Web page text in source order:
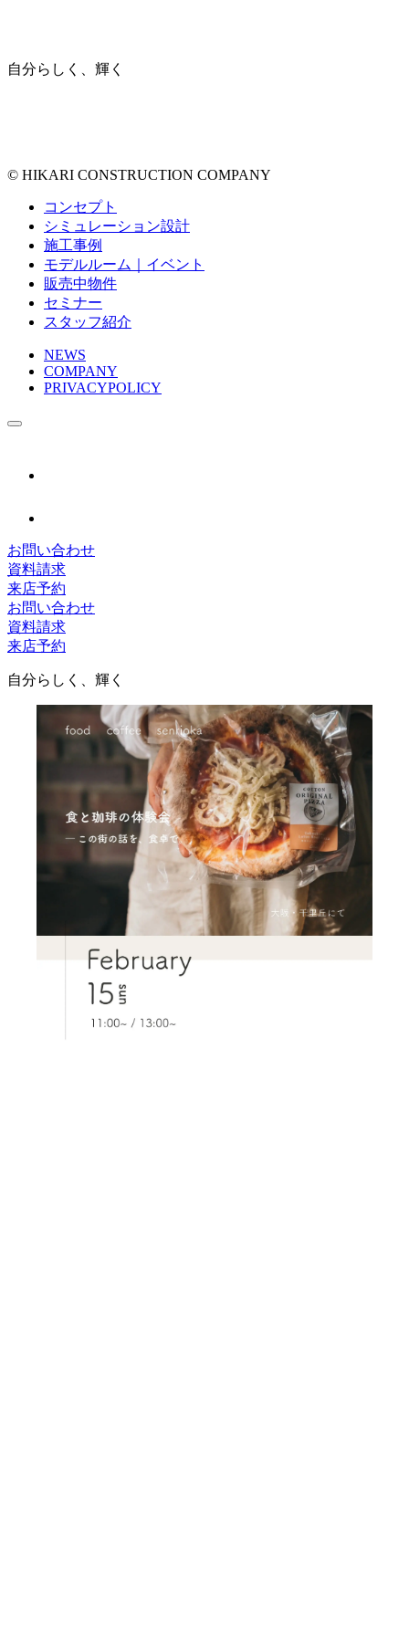
自分らしく、輝く
© HIKARI CONSTRUCTION COMPANY
コンセプト
シミュレーション設計
施工事例
モデルルーム｜イベント
販売中物件
セミナー
スタッフ紹介
NEWS
COMPANY
PRIVACYPOLICY
お問い合わせ
資料請求
来店予約
お問い合わせ
資料請求
来店予約
自分らしく、輝く